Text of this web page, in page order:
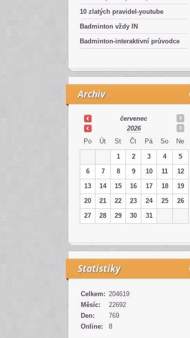
10 zlatých pravidel-youtube
Badminton vždy IN
Badminton-interaktivní průvodce
Archiv
červenec
2026
Po
Út St Čt Pá So Ne
1 2 3 4
5
6
7 8 9 10 11
12
13
14 15 16 17 18
19
20
21 22 23 24 25
26
27
28 29 30 31
Statistiky
Online: 8
Celkem: 204619
Měsíc:
22692
Den:
769